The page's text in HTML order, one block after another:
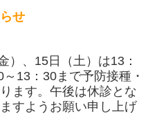
せ
）、15日（土）は13：
13：30まで予防接種・
ます。午後は休診とな
すようお願い申し上げ